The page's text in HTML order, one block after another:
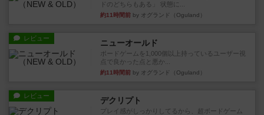
ドのどちらもある」 状態に...
約11時間前 by オグランド（Oguland）
レビュー ニューオールド
ボードゲームを1,000個以上持っているユーザー視
点で良かった点と悪か...
約11時間前 by オグランド（Oguland）
レビュー デクリプト
プレイ感がしっかりしてるから、超ボードゲーム